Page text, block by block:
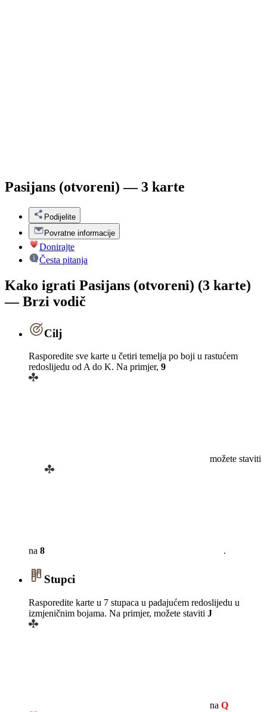
Pasijans (otvoreni) — 3 karte
Podijelite
Povratne informacije
Donirajte
Česta pitanja
Kako igrati Pasijans (otvoreni) (3 karte)
— Brzi vodič
Cilj
Rasporedite sve karte u četiri temelja po boji u rastućem
redoslijedu od A do K. Na primjer, 9
možete staviti
na 8 .
Stupci
Rasporedite karte u 7 stupaca u padajućem redoslijedu u
izmjeničnim bojama. Na primjer, možete staviti J
na Q